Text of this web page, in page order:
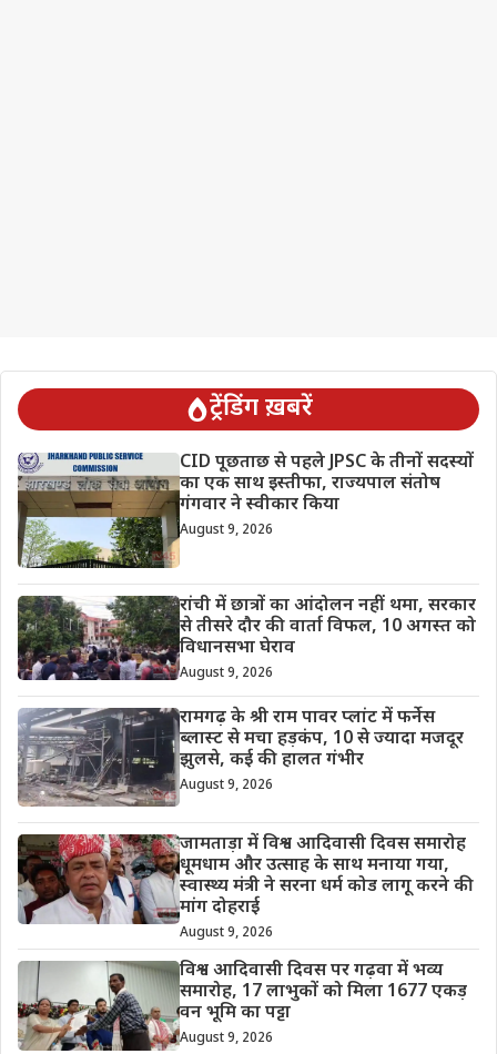
ट्रेंडिंग ख़बरें
CID पूछताछ से पहले JPSC के तीनों सदस्यों
का एक साथ इस्तीफा, राज्यपाल संतोष
गंगवार ने स्वीकार किया
August 9, 2026
रांची में छात्रों का आंदोलन नहीं थमा, सरकार
से तीसरे दौर की वार्ता विफल, 10 अगस्त को
विधानसभा घेराव
August 9, 2026
रामगढ़ के श्री राम पावर प्लांट में फर्नेस
ब्लास्ट से मचा हड़कंप, 10 से ज्यादा मजदूर
झुलसे, कई की हालत गंभीर
August 9, 2026
जामताड़ा में विश्व आदिवासी दिवस समारोह
धूमधाम और उत्साह के साथ मनाया गया,
स्वास्थ्य मंत्री ने सरना धर्म कोड लागू करने की
मांग दोहराई
August 9, 2026
विश्व आदिवासी दिवस पर गढ़वा में भव्य
समारोह, 17 लाभुकों को मिला 1677 एकड़
वन भूमि का पट्टा
August 9, 2026